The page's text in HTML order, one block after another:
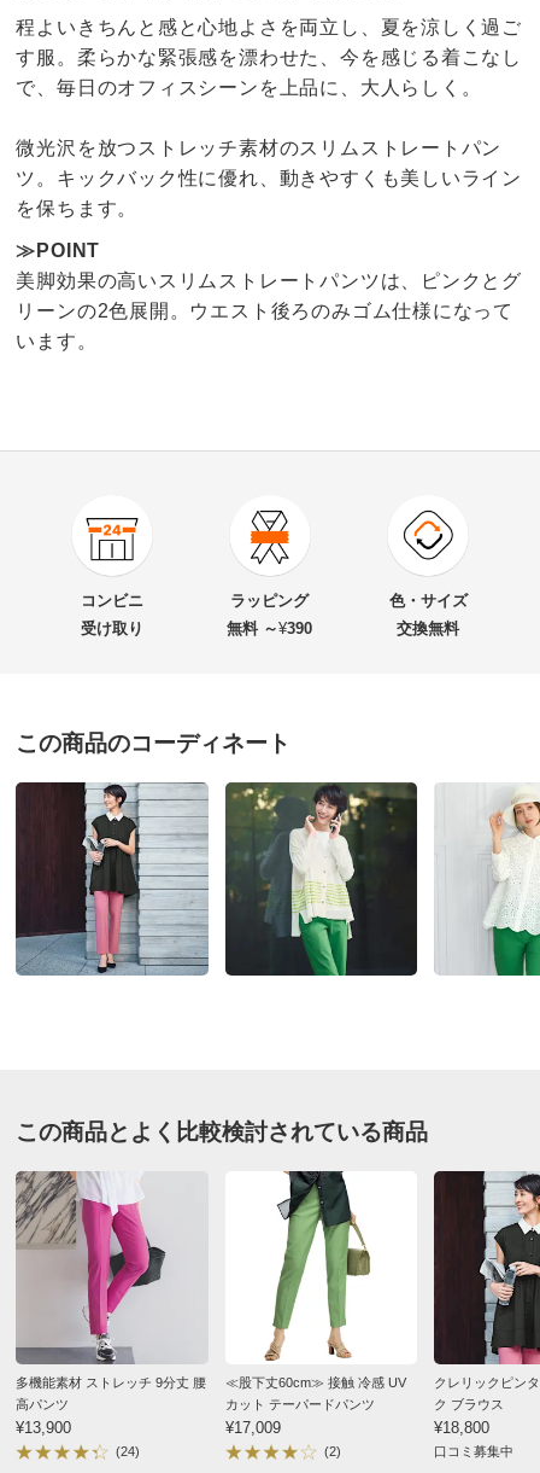
程よいきちんと感と心地よさを両立し、夏を涼しく過ご
す服。柔らかな緊張感を漂わせた、今を感じる着こなし
で、毎日のオフィスシーンを上品に、大人らしく。
微光沢を放つストレッチ素材のスリムストレートパン
ツ。キックバック性に優れ、動きやすくも美しいライン
を保ちます。
≫POINT
美脚効果の高いスリムストレートパンツは、ピンクとグ
リーンの2色展開。ウエスト後ろのみゴム仕様になって
います。
商品番号 900-1755-02
送料・送料種
基本配送料：¥880
お支払い方法 送料について
■色：（ア）ピンク、（イ）グリーン
■素材：レーヨン69・ナイロン26・ポリウレタン5％
■前中心ホック・内掛けボタン・ファスナー開き
■前2個・後ろ2個ポケット付き
サイズ記号 S M
裾幅 17 18
ウエスト 70
ウエスト（適応） 64～70
ヒップ 94
ヒップ（適応） 87～95
また下丈 67 67
サイズ表記について（ファッション） 商品の測定について
★★★★★
★★★★★
★★
★★★
千葉県 60代以上女性 身長 : 157cm
普段のサイズ : L 購入したサイズで「ちょうどよかった」
60代でピンクのパンツを購入しました。かなりの冒険
でした（笑）着用してみると、丈もちょうどよく気持ち
も上がります。ヒップのあたりもピタピタにならず、ゆ
とりがあります。まだ外に出かけていないですが白いブ
すべての口コミを見る
コンビニ
受け取り
ラッピング
無料 ～¥390
色・サイズ
交換無料
この商品のコーディネート
この商品とよく比較検討されている商品
多機能素材 ストレッチ 9分丈 腰
高パンツ
¥13,900
(24)
≪股下丈60cm≫ 接触 冷感 UV
カット テーパードパンツ
¥17,009
(2)
クレリックピン
ク ブラウス
¥18,800
口コミ募集中